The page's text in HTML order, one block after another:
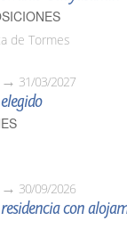
de Tormes
31/03/2027
30/09/2026
residencia con